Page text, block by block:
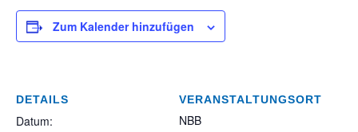
Zum Kalender hinzufügen
DETAILS
Datum:
VERANSTALTUNGSORT
NBB